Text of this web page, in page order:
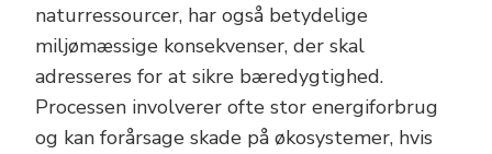
naturressourcer, har også betydelige
miljømæssige konsekvenser, der skal
adresseres for at sikre bæredygtighed.
Processen involverer ofte stor energiforbrug
og kan forårsage skade på økosystemer, hvis